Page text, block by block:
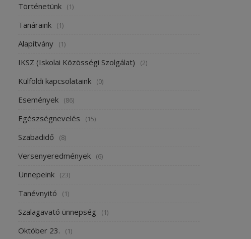
Történetünk (1)
Tanáraink (1)
Alapítvány (1)
IKSZ (Iskolai Közösségi Szolgálat) (2)
Külföldi kapcsolataink (0)
Események (86)
Egészségnevelés (15)
Szabadidő (8)
Versenyeredmények (6)
Ünnepeink (23)
Tanévnyitó (1)
Szalagavató ünnepség (1)
Október 23. (1)